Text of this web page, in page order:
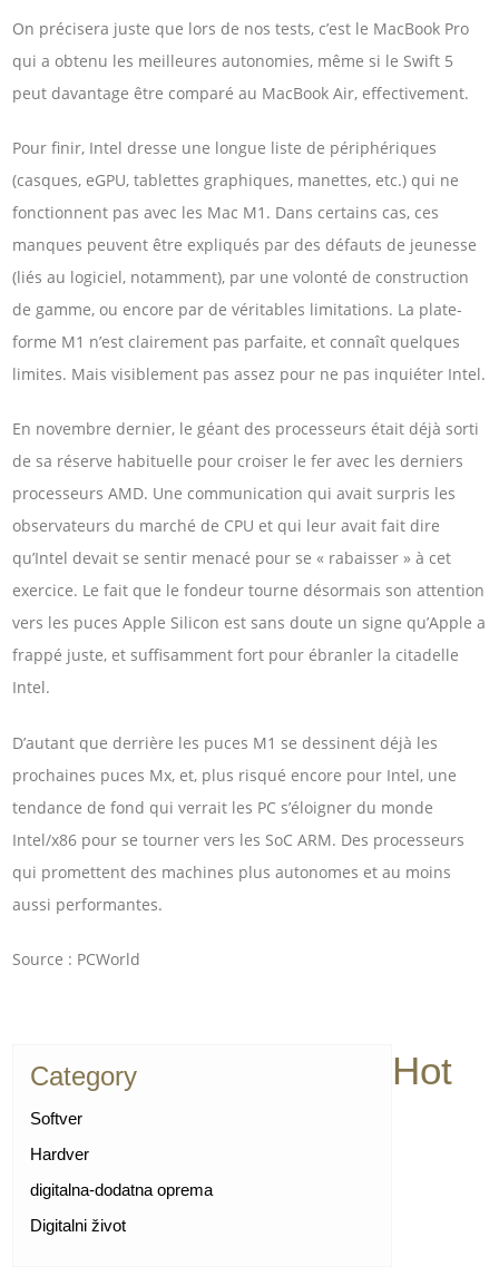
On précisera juste que lors de nos tests, c’est le MacBook Pro
qui a obtenu les meilleures autonomies, même si le Swift 5
peut davantage être comparé au MacBook Air, effectivement.
Pour finir, Intel dresse une longue liste de périphériques
(casques, eGPU, tablettes graphiques, manettes, etc.) qui ne
fonctionnent pas avec les Mac M1. Dans certains cas, ces
manques peuvent être expliqués par des défauts de jeunesse
(liés au logiciel, notamment), par une volonté de construction
de gamme, ou encore par de véritables limitations. La plate-
forme M1 n’est clairement pas parfaite, et connaît quelques
limites. Mais visiblement pas assez pour ne pas inquiéter Intel.
En novembre dernier, le géant des processeurs était déjà sorti
de sa réserve habituelle pour croiser le fer avec les derniers
processeurs AMD. Une communication qui avait surpris les
observateurs du marché de CPU et qui leur avait fait dire
qu’Intel devait se sentir menacé pour se « rabaisser » à cet
exercice. Le fait que le fondeur tourne désormais son attention
vers les puces Apple Silicon est sans doute un signe qu’Apple a
frappé juste, et suffisamment fort pour ébranler la citadelle
Intel.
D’autant que derrière les puces M1 se dessinent déjà les
prochaines puces Mx, et, plus risqué encore pour Intel, une
tendance de fond qui verrait les PC s’éloigner du monde
Intel/x86 pour se tourner vers les SoC ARM. Des processeurs
qui promettent des machines plus autonomes et au moins
aussi performantes.
Source : PCWorld
Category
Softver
Hardver
digitalna-dodatna oprema
Digitalni život
Hot